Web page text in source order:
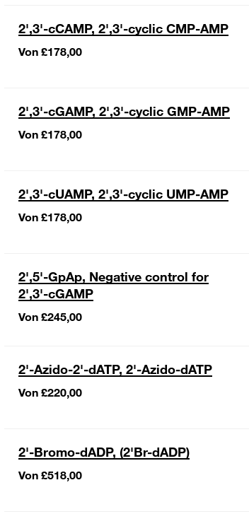
2',3'-cCAMP, 2',3'-cyclic CMP-AMP
Von £178,00
2',3'-cGAMP, 2',3'-cyclic GMP-AMP
Von £178,00
2',3'-cUAMP, 2',3'-cyclic UMP-AMP
Von £178,00
2',5'-GpAp, Negative control for
2',3'-cGAMP
Von £245,00
2'-Azido-2'-dATP, 2'-Azido-dATP
Von £220,00
2'-Bromo-dADP, (2'Br-dADP)
Von £518,00